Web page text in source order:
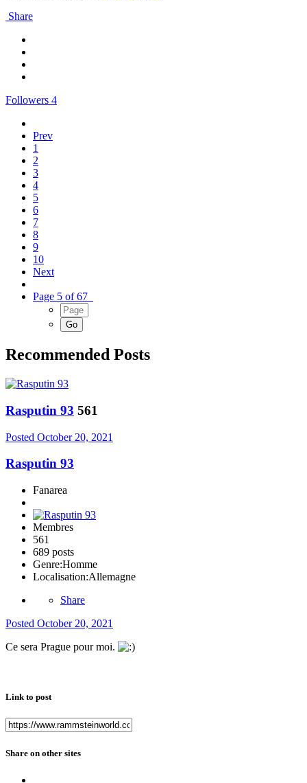
Share
Followers 4
Prev
1
2
3
4
5
6
7
8
9
10
Next
Page 5 of 67
Recommended Posts
Rasputin 93 561
Posted October 20, 2021
Rasputin 93
Fanarea
Membres
561
689 posts
Genre:Homme
Localisation:Allemagne
Share
Posted October 20, 2021
Ce sera Prague pour moi.
Link to post
Share on other sites